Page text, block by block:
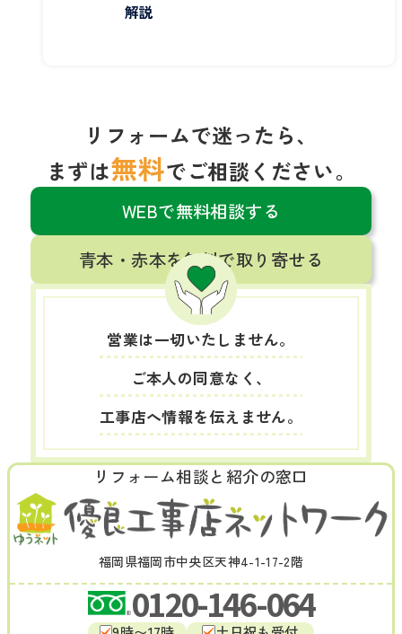
解説
リフォームで迷ったら、
まずは無料でご相談ください。
営業は一切いたしません。
ご本人の同意なく、
工事店へ情報を伝えません。
WEBで無料相談する
青本・赤本を無料で取り寄せる
リフォーム相談と紹介の窓口
福岡県福岡市中央区天神4-1-17-2階
0120-146-064